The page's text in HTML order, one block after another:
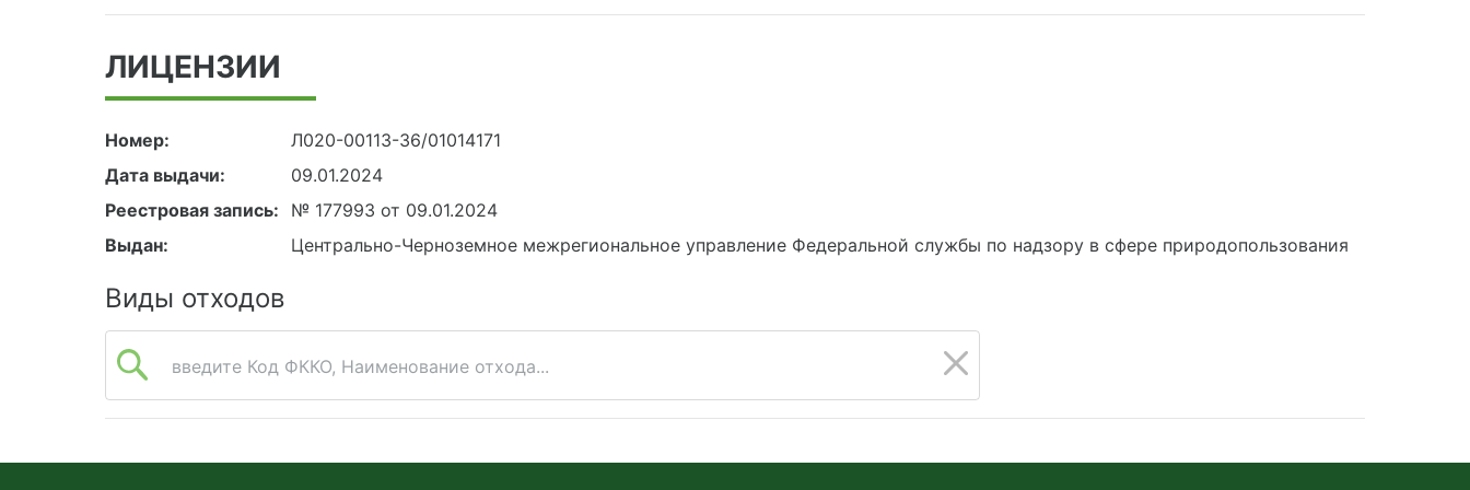
ЛИЦЕНЗИИ
Номер:
Л020-00113-36/01014171
Дата выдачи:
09.01.2024
Реестровая запись:
№ 177993 от 09.01.2024
Выдан:
Центрально-Черноземное межрегиональное управление Федеральной службы по надзору в сфере природопользования
Виды отходов
введите Код ФККО, Наименование отхода...